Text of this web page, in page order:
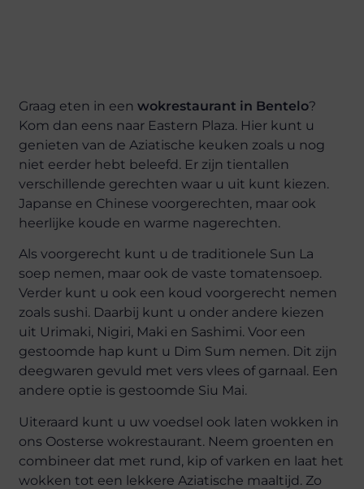
Graag eten in eenwokrestaurant in Bentelo?
Kom dan eens naar Eastern Plaza. Hier kunt u
genieten van de Aziatische keuken zoals u nog
niet eerder hebt beleefd. Er zijn tientallen
verschillende gerechten waar u uit kunt kiezen.
Japanse en Chinese voorgerechten, maar ook
heerlijke koude en warme nagerechten.
Als voorgerecht kunt u de traditionele Sun La
soep nemen, maar ook de vaste tomatensoep.
Verder kunt u ook een koud voorgerecht nemen
zoals sushi. Daarbij kunt u onder andere kiezen
uit Urimaki, Nigiri, Maki en Sashimi. Voor een
gestoomde hap kunt u Dim Sum nemen. Dit zijn
deegwaren gevuld met vers vlees of garnaal. Een
andere optie is gestoomde Siu Mai.
Uiteraard kunt u uw voedsel ook laten wokken in
ons Oosterse wokrestaurant. Neem groenten en
combineer dat met rund, kip of varken en laat het
wokken tot een lekkere Aziatische maaltijd. Zo